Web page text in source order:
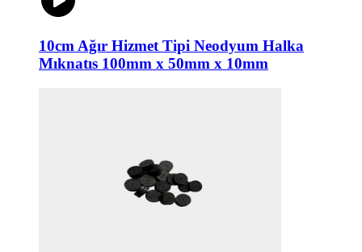
10cm Ağır Hizmet Tipi Neodyum Halka
Mıknatıs 100mm x 50mm x 10mm